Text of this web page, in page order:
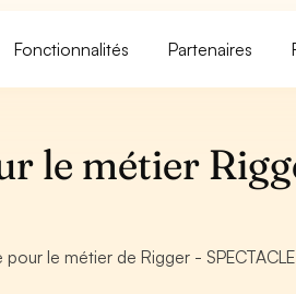
Fonctionnalités Partenaires
le métier
le métier de Rigger -